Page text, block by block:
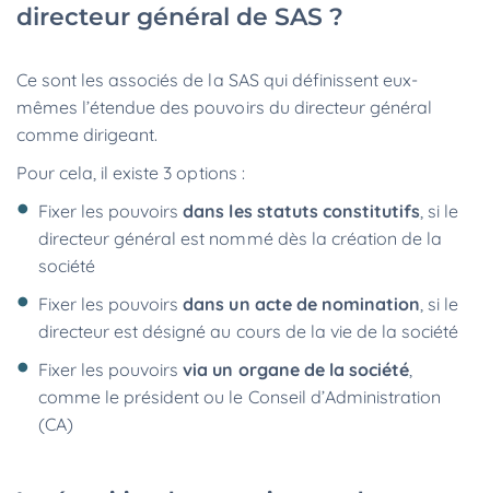
directeur général de SAS ?
Ce sont les associés de la SAS qui définissent eux-
mêmes l’étendue des pouvoirs du directeur général
comme dirigeant.
Pour cela, il existe 3 options :
Fixer les pouvoirsdans les statuts constitutifs, si le
directeur général est nommé dès la création de la
société
Fixer les pouvoirsdans un acte de nomination, si le
directeur est désigné au cours de la vie de la société
Fixer les pouvoirsvia un organe de la société,
comme le président ou le Conseil d’Administration
(CA)